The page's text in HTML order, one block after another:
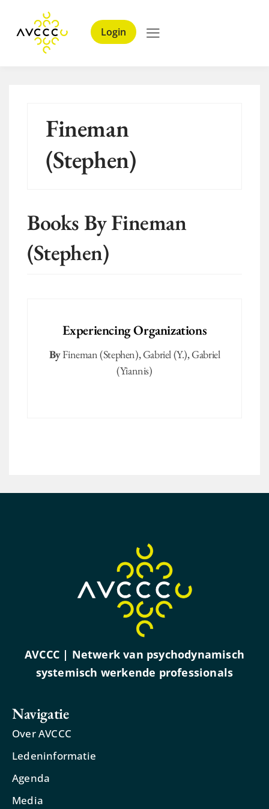
Login
Fineman
(Stephen)
Books By Fineman
(Stephen)
Experiencing Organizations
ByFineman (Stephen),Gabriel (Y.),Gabriel
(Yiannis)
AVCCC | Netwerk van psychodynamisch
systemisch werkende professionals
Navigatie
Over AVCCC
Ledeninformatie
Agenda
Media